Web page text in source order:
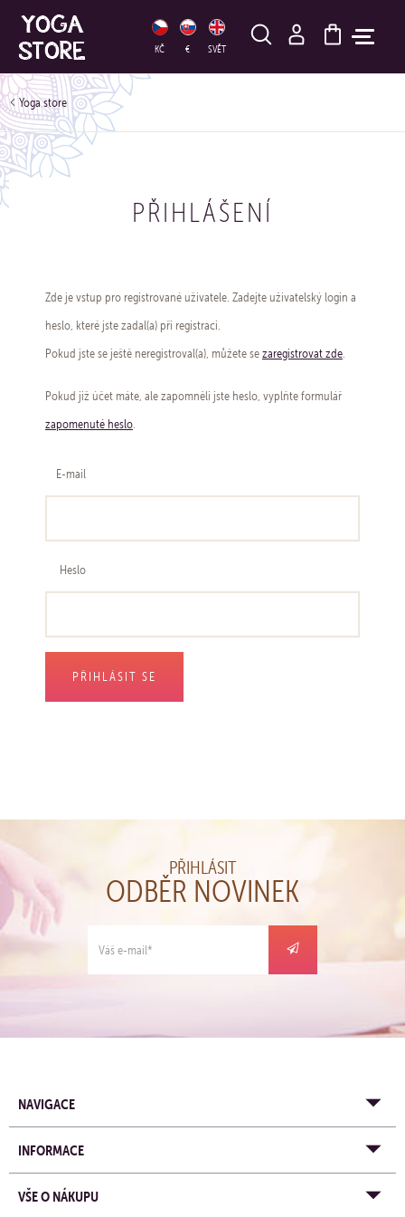
KČ € SVĚT
HLEDAT
Yoga store
PŘIHLÁŠENÍ
Zde je vstup pro registrované uživatele. Zadejte uživatelský login a
heslo, které jste zadal(a) při registraci.
Pokud jste se ještě neregistroval(a), můžete sezaregistrovat zde.
Pokud již účet máte, ale zapomněli jste heslo, vyplňte formulář
zapomenuté heslo.
E-mail
Heslo
PŘIHLÁSIT
ODBĚR NOVINEK
NAVIGACE
INFORMACE
VŠE O NÁKUPU